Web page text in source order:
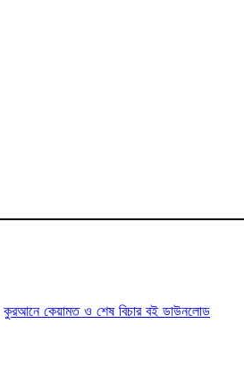
কুরআনে কেয়ামত ও শেষ বিচার বই ডাউনলোড